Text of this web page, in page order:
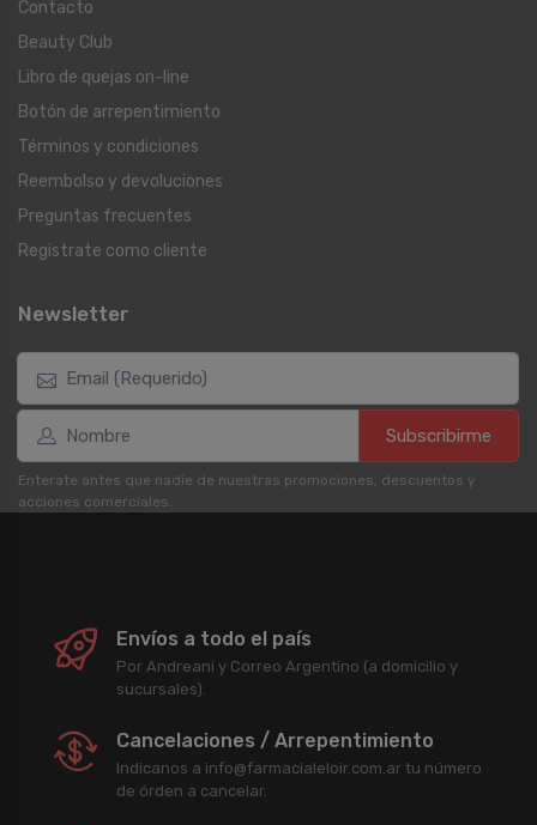
Contacto
Beauty Club
Libro de quejas on-line
Botón de arrepentimiento
Términos y condiciones
Reembolso y devoluciones
Preguntas frecuentes
Registrate como cliente
Newsletter
Subscribirme
Enterate antes que nadie de nuestras promociones, descuentos y
acciones comerciales.
Envíos a todo el país
Por Andreani y Correo Argentino (a domicilio y
sucursales).
Cancelaciones / Arrepentimiento
Indicanos a info@farmacialeloir.com.ar tu número
de órden a cancelar.